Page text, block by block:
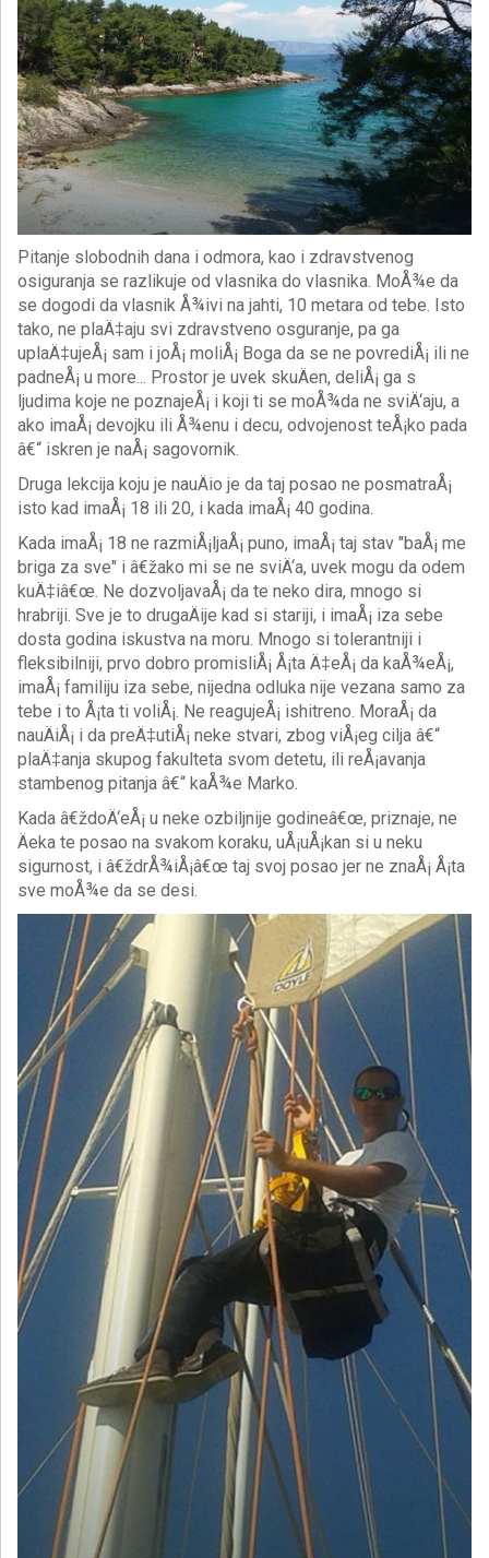
Pitanje slobodnih dana i odmora, kao i zdravstvenog
osiguranja se razlikuje od vlasnika do vlasnika. MoÅ¾e da
se dogodi da vlasnik Å¾ivi na jahti, 10 metara od tebe. Isto
tako, ne plaÄ‡aju svi zdravstveno osguranje, pa ga
uplaÄ‡ujeÅ¡ sam i joÅ¡ moliÅ¡ Boga da se ne povrediÅ¡ ili ne
padneÅ¡ u more... Prostor je uvek skuÄen, deliÅ¡ ga s
ljudima koje ne poznajeÅ¡ i koji ti se moÅ¾da ne sviÄ‘aju, a
ako imaÅ¡ devojku ili Å¾enu i decu, odvojenost teÅ¡ko pada
â€“ iskren je naÅ¡ sagovornik.
Druga lekcija koju je nauÄio je da taj posao ne posmatraÅ¡
isto kad imaÅ¡ 18 ili 20, i kada imaÅ¡ 40 godina.
Kada imaÅ¡ 18 ne razmiÅ¡ljaÅ¡ puno, imaÅ¡ taj stav "baÅ¡ me
briga za sve" i â€žako mi se ne sviÄ‘a, uvek mogu da odem
kuÄ‡iâ€œ. Ne dozvoljavaÅ¡ da te neko dira, mnogo si
hrabriji. Sve je to drugaÄije kad si stariji, i imaÅ¡ iza sebe
dosta godina iskustva na moru. Mnogo si tolerantniji i
fleksibilniji, prvo dobro promisliÅ¡ Å¡ta Ä‡eÅ¡ da kaÅ¾eÅ¡,
imaÅ¡ familiju iza sebe, nijedna odluka nije vezana samo za
tebe i to Å¡ta ti voliÅ¡. Ne reagujeÅ¡ ishitreno. MoraÅ¡ da
nauÄiÅ¡ i da preÄ‡utiÅ¡ neke stvari, zbog viÅ¡eg cilja â€“
plaÄ‡anja skupog fakulteta svom detetu, ili reÅ¡avanja
stambenog pitanja â€“ kaÅ¾e Marko.
Kada â€ždoÄ‘eÅ¡ u neke ozbiljnije godineâ€œ, priznaje, ne
Äeka te posao na svakom koraku, uÅ¡uÅ¡kan si u neku
sigurnost, i â€ždrÅ¾iÅ¡â€œ taj svoj posao jer ne znaÅ¡ Å¡ta
sve moÅ¾e da se desi.